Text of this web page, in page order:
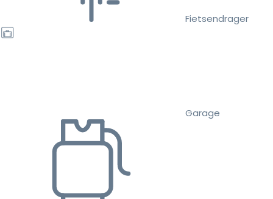
Fietsendrager
Garage